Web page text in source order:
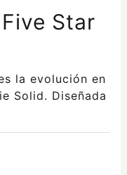
Star
la evolución en
Solid. Diseñada